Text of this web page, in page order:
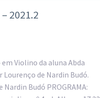
2021.2
Violino da aluna Abda
de Nardin Budó.
Budó PROGRAMA: